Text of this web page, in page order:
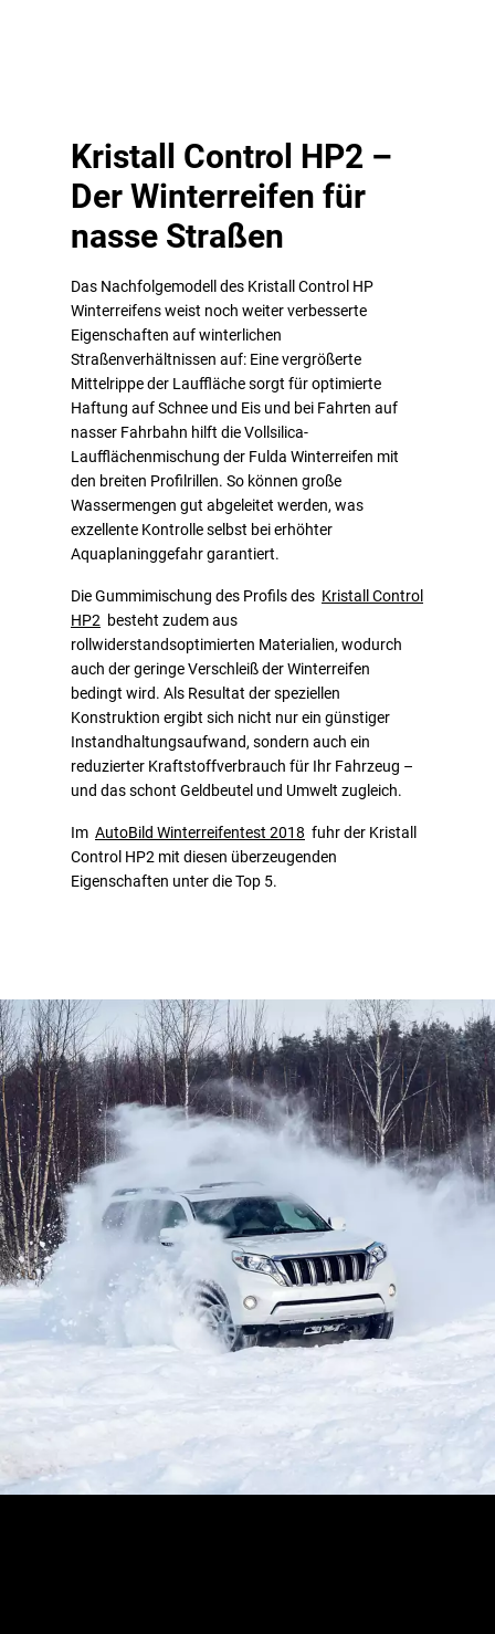
Kristall Control HP2 –
Der Winterreifen für
nasse Straßen
Das Nachfolgemodell des Kristall Control HP
Winterreifens weist noch weiter verbesserte
Eigenschaften auf winterlichen
Straßenverhältnissen auf: Eine vergrößerte
Mittelrippe der Lauffläche sorgt für optimierte
Haftung auf Schnee und Eis und bei Fahrten auf
nasser Fahrbahn hilft die Vollsilica-
Laufflächenmischung der Fulda Winterreifen mit
den breiten Profilrillen. So können große
Wassermengen gut abgeleitet werden, was
exzellente Kontrolle selbst bei erhöhter
Aquaplaninggefahr garantiert.
Die Gummimischung des Profils des Kristall Control
HP2 besteht zudem aus
rollwiderstandsoptimierten Materialien, wodurch
auch der geringe Verschleiß der Winterreifen
bedingt wird. Als Resultat der speziellen
Konstruktion ergibt sich nicht nur ein günstiger
Instandhaltungsaufwand, sondern auch ein
reduzierter Kraftstoffverbrauch für Ihr Fahrzeug –
und das schont Geldbeutel und Umwelt zugleich.
Im AutoBild Winterreifentest 2018 fuhr der Kristall
Control HP2 mit diesen überzeugenden
Eigenschaften unter die Top 5.